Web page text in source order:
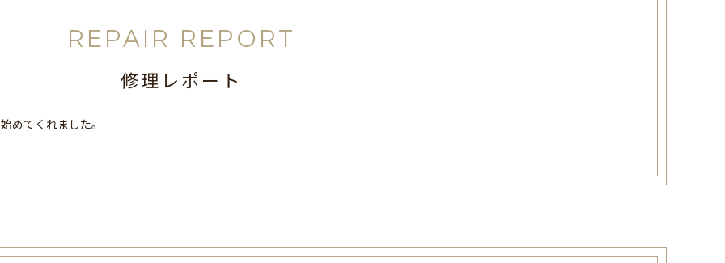
REPAIR REPORT
修理レポート
めてくれました。